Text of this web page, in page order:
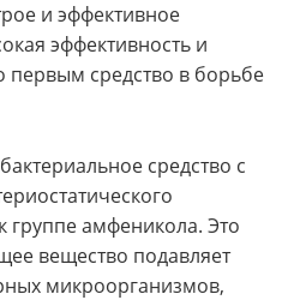
и эффективное
эффективность и
первым средство в борьбе
средство с
группе амфеникола. Это
вещество подавляет
микроорганизмов,